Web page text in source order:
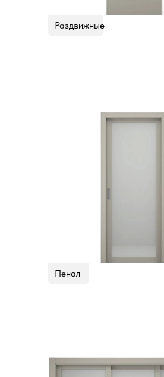
Раздвижные
Пенал